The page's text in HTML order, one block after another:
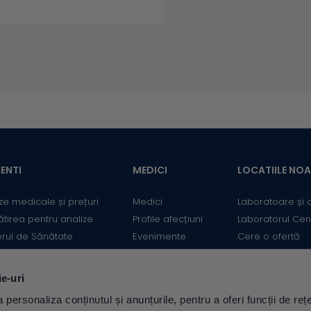
uri
personaliza conținutul și anunțurile, pentru a oferi funcții de
medicale și prețuri
pentru analize
de Sănătate
utile
MEDICI
Medici
Profile afecțiuni
Evenimente
Informații medicale
LOCATIILE
Laboratoare și
Laboratorul
Cere o ofertă
Contact